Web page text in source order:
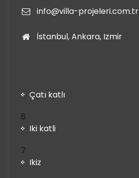
info@villa-projeleri.com.tr
İstanbul, Ankara, Izmir
Çatı katlı
8
ürün
Iki katli
7
ürün
Ikiz